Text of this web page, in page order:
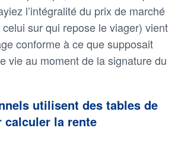
l’intégralité du prix de marché
sur qui repose le viager) vient
conforme à ce que supposait
vie au moment de la signature du
utilisent des tables de
la rente